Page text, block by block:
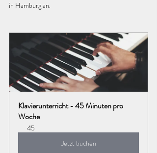
in Hamburg an.
Klavierunterricht - 45 Minuten pro
Woche
45
Jetzt buchen